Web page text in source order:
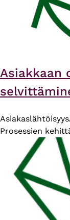
Asiakkaan
Asiakaslähtöisyys
Prosessien